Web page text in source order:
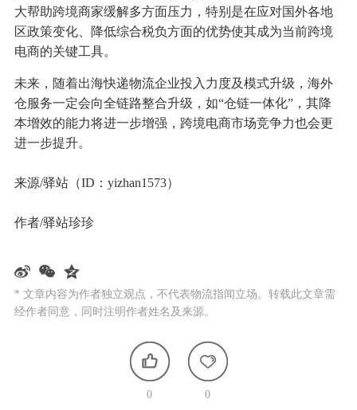
大帮助跨境商家缓解多方面压力，特别是在应对国外各地
区政策变化、降低综合税负方面的优势使其成为当前跨境
电商的关键工具。
未来，随着出海快递物流企业投入力度及模式升级，海外
仓服务一定会向全链路整合升级，如“仓链一体化”，其降
本增效的能力将进一步增强，跨境电商市场竞争力也会更
进一步提升。
来源/驿站（ID：yizhan1573）
作者/驿站珍珍
* 文章内容为作者独立观点，不代表物流指闻立场。转载此文章需
经作者同意，同时注明作者姓名及来源。
0 0